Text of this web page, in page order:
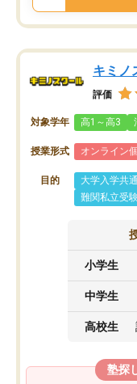
キミノ
評価
対象学年 高1～高3
授業形式 オンライン
目的 大学入学共
難関私立受
小学生
中学生
高校生
塾探